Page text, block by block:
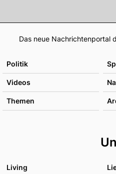
Das neue Nachrichtenportal
Politik
Videos
Themen
Living